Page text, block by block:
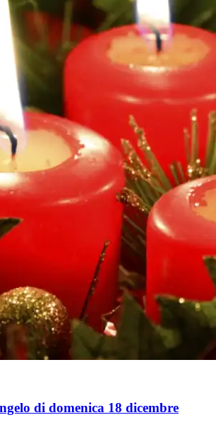
di domenica 18 dicembre